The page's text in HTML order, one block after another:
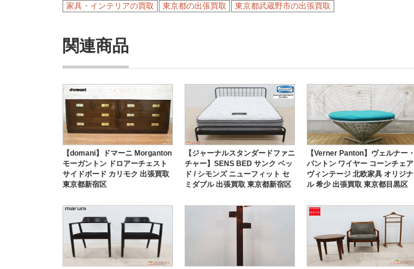
家具・インテリアの買取
東京都の出張買取 東京都武蔵野市の出張買取
関連商品
【domani】ドマーニ Morganton
モーガントン ドロアーチェスト
サイドボード カリモク 出張買取
東京都新宿区
【ジャーナルスタンダードファニ
チャー】SENS BED サンク ベッ
ド / シモンズ ニューフィット セ
ミダブル 出張買取 東京都新宿区
【Verner Panton】ヴェルナー・
パントン ワイヤー コーンチェア
ヴィンテージ 北欧家具 オリジナ
ル 希少 出張買取 東京都目黒区